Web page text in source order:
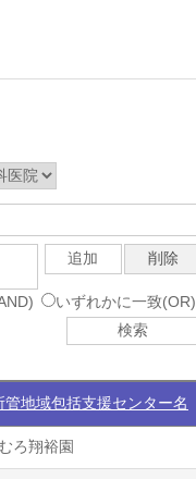
追加 削除
いずれかに一致(OR)
検索
管地域包括支援センター名
ろ翔裕園